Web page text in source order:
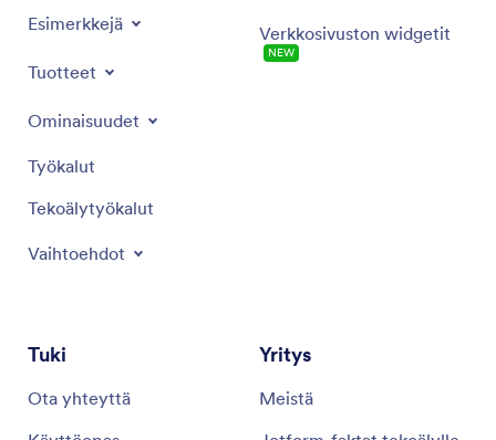
Esimerkkejä
Tuotteet
Ominaisuudet
Työkalut
Tekoälytyökalut
Vaihtoehdot
Verkkosivuston widgetit
NEW
Tuki
Ota yhteyttä
Yritys
Meistä